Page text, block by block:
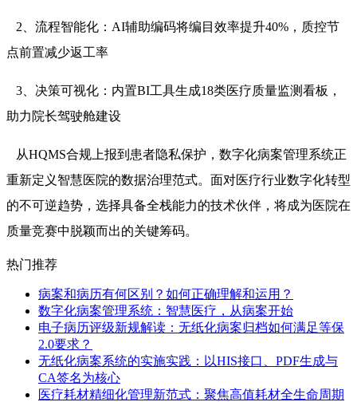
2、流程智能化：AI辅助编码将编目效率提升40%，质控节
点前置减少返工率
3、决策可视化：内置BI工具生成18类医疗质量监测看板，
助力院长驾驶舱建设
从HQMS合规上报到患者隐私保护，数字化病案管理系统正
重新定义智慧医院的数据治理范式。面对医疗行业数字化转型
的不可逆趋势，选择具备全栈能力的技术伙伴，将成为医院在
质量竞赛中脱颖而出的关键筹码。
热门推荐
病案和病历有何区别？如何正确理解和运用？
数字化病案管理系统：智慧医疗，从病案开始
电子病历评级新规解读：无纸化病案归档如何满足等保
2.0要求？
无纸化病案系统的实施实践：以HIS接口、PDF生成与
CA签名为核心
医疗耗材精细化管理新范式：聚焦高值耗材全生命周期